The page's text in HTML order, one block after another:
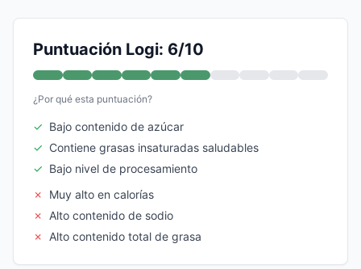
Puntuación Logi: 6/10
¿Por qué esta puntuación?
✓ Bajo contenido de azúcar
✓ Contiene grasas insaturadas saludables
✓ Bajo nivel de procesamiento
✗
Muy alto en calorías
✗
Alto contenido de sodio
✗
Alto contenido total de grasa